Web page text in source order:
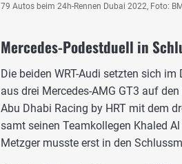
79 Autos beim 24h-Rennen Dubai 2022, Foto:
Mercedes-Podestduell in
Die beiden WRT-Audi setzten sich
aus drei Mercedes-AMG GT3 auf
Abu Dhabi Racing by HRT mit dem
samt seinen Teamkollegen Khaled
Metzger musste erst in den